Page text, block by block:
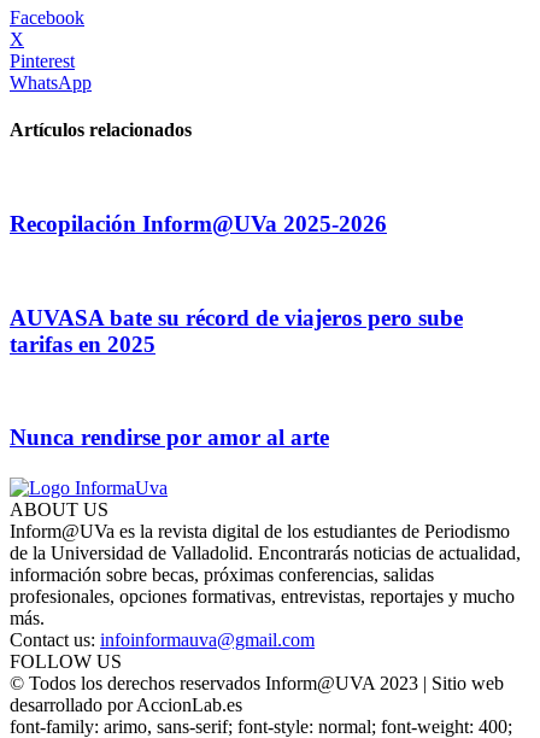
Facebook
X
Pinterest
WhatsApp
Artículos relacionados
Recopilación Inform@UVa 2025-2026
AUVASA bate su récord de viajeros pero sube
tarifas en 2025
Nunca rendirse por amor al arte
ABOUT US
Inform@UVa es la revista digital de los estudiantes de Periodismo
de la Universidad de Valladolid. Encontrarás noticias de actualidad,
información sobre becas, próximas conferencias, salidas
profesionales, opciones formativas, entrevistas, reportajes y mucho
más.
Contact us: infoinformauva@gmail.com
FOLLOW US
© Todos los derechos reservados Inform@UVA 2023 | Sitio web
desarrollado por AccionLab.es
font-family: arimo, sans-serif; font-style: normal; font-weight: 400;